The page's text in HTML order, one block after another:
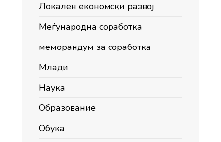
Локален економски развој
Меѓународна соработка
меморандум за соработка
Млади
Наука
Образование
Обука